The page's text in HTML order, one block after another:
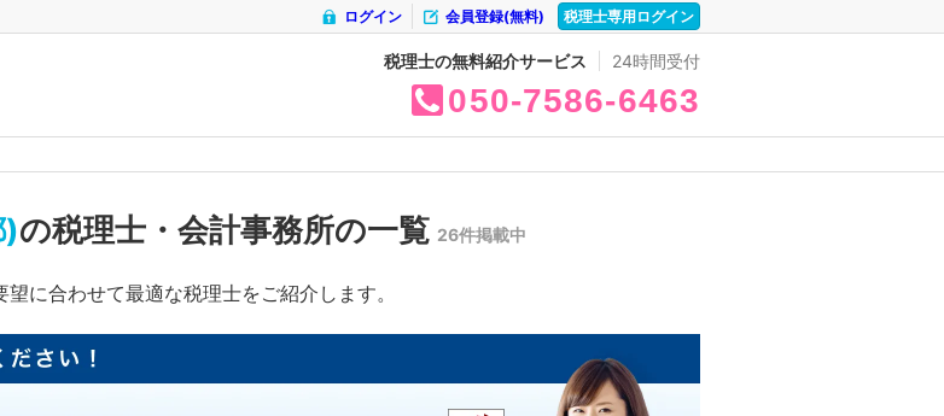
税理士専用ログイン
会員登録(無料)
ログイン
税理士の無料紹介サービス 24時間受付
050 7586 6463
の税理士・会計事務所の一覧 26件掲載中
に合わせて最適な税理士をご紹介します。